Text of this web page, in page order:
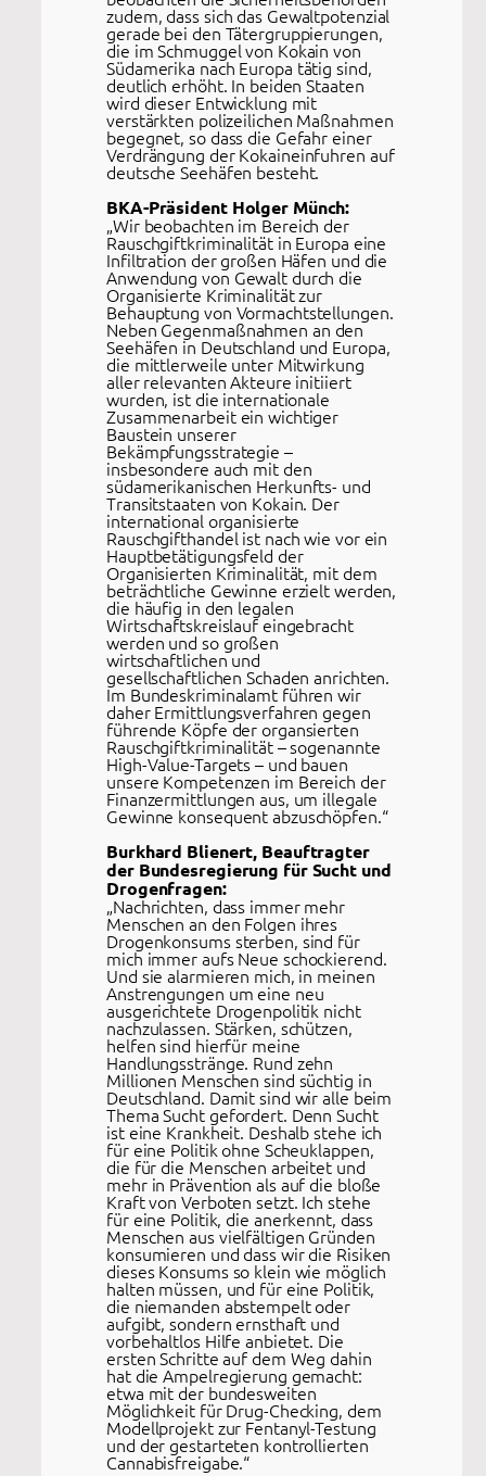
zudem, dass sich das Gewaltpotenzial
gerade bei den Tätergruppierungen,
die im Schmuggel von Kokain von
Südamerika nach Europa tätig sind,
deutlich erhöht. In beiden Staaten
wird dieser Entwicklung mit
verstärkten polizeilichen Maßnahmen
begegnet, so dass die Gefahr einer
Verdrängung der Kokaineinfuhren auf
deutsche Seehäfen besteht.
BKA-Präsident Holger Münch:
„Wir beobachten im Bereich der
Rauschgiftkriminalität in Europa eine
Infiltration der großen Häfen und die
Anwendung von Gewalt durch die
Organisierte Kriminalität zur
Behauptung von Vormachtstellungen.
Neben Gegenmaßnahmen an den
Seehäfen in Deutschland und Europa,
die mittlerweile unter Mitwirkung
aller relevanten Akteure initiiert
wurden, ist die internationale
Zusammenarbeit ein wichtiger
Baustein unserer
Bekämpfungsstrategie –
insbesondere auch mit den
südamerikanischen Herkunfts- und
Transitstaaten von Kokain. Der
international organisierte
Rauschgifthandel ist nach wie vor ein
Hauptbetätigungsfeld der
Organisierten Kriminalität, mit dem
beträchtliche Gewinne erzielt werden,
die häufig in den legalen
Wirtschaftskreislauf eingebracht
werden und so großen
wirtschaftlichen und
gesellschaftlichen Schaden anrichten.
Im Bundeskriminalamt führen wir
daher Ermittlungsverfahren gegen
führende Köpfe der organsierten
Rauschgiftkriminalität – sogenannte
High-Value-Targets – und bauen
unsere Kompetenzen im Bereich der
Finanzermittlungen aus, um illegale
Gewinne konsequent abzuschöpfen.“
Burkhard Blienert, Beauftragter
der Bundesregierung für Sucht und
Drogenfragen:
„Nachrichten, dass immer mehr
Menschen an den Folgen ihres
Drogenkonsums sterben, sind für
mich immer aufs Neue schockierend.
Und sie alarmieren mich, in meinen
Anstrengungen um eine neu
ausgerichtete Drogenpolitik nicht
nachzulassen. Stärken, schützen,
helfen sind hierfür meine
Handlungsstränge. Rund zehn
Millionen Menschen sind süchtig in
Deutschland. Damit sind wir alle beim
Thema Sucht gefordert. Denn Sucht
ist eine Krankheit. Deshalb stehe ich
für eine Politik ohne Scheuklappen,
die für die Menschen arbeitet und
mehr in Prävention als auf die bloße
Kraft von Verboten setzt. Ich stehe
für eine Politik, die anerkennt, dass
Menschen aus vielfältigen Gründen
konsumieren und dass wir die Risiken
dieses Konsums so klein wie möglich
halten müssen, und für eine Politik,
die niemanden abstempelt oder
aufgibt, sondern ernsthaft und
vorbehaltlos Hilfe anbietet. Die
ersten Schritte auf dem Weg dahin
hat die Ampelregierung gemacht:
etwa mit der bundesweiten
Möglichkeit für Drug-Checking, dem
Modellprojekt zur Fentanyl-Testung
und der gestarteten kontrollierten
Cannabisfreigabe.“